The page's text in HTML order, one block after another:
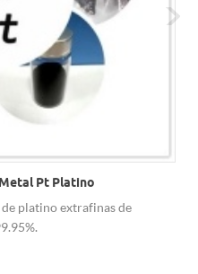
Pt Platino
platino extrafinas de